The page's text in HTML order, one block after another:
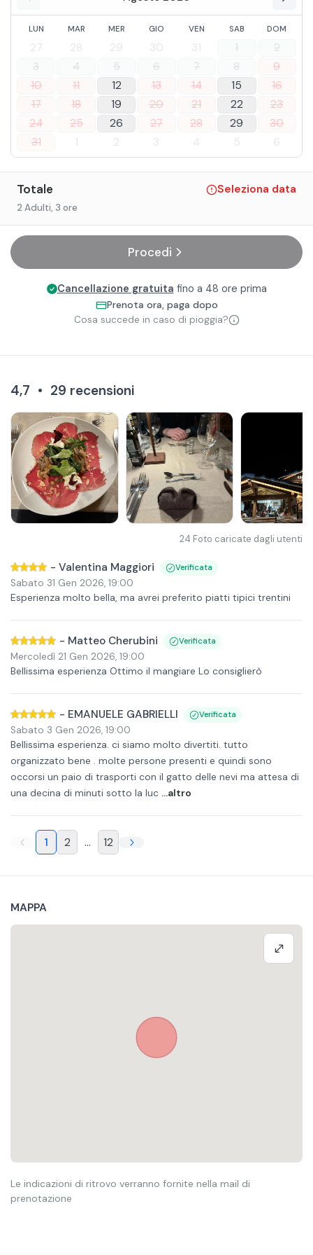
LUN MAR MER GIO VEN SAB DOM
27 28 29 30 31 1
2
3
4 5 6 7 8
9
10
11 12 13 14 15
16
17
18 19 20 21 22
23
24
25 26 27 28 29
30
31
1 2 3 4 5 6
Totale Seleziona data
2 Adulti, 3 ore
Procedi
Cancellazione gratuita fino a 48 ore prima
Prenota ora, paga dopo
Cosa succede in caso di pioggia?
4,7 • 29 recensioni
24 Foto caricate dagli utenti
- Valentina Maggiori Verificata
Sabato 31 Gen 2026, 19:00
Esperienza molto bella, ma avrei preferito piatti tipici trentini
- Matteo Cherubini Verificata
Mercoledì 21 Gen 2026, 19:00
Bellissima esperienza Ottimo il mangiare Lo consiglierò
- EMANUELE GABRIELLI Verificata
Sabato 3 Gen 2026, 19:00
Bellissima esperienza. ci siamo molto divertiti. tutto
organizzato bene . molte persone presenti e quindi sono
occorsi un paio di trasporti con il gatto delle nevi ma attesa di
una decina di minuti sotto la luc ...altro
1 2 ... 12
MAPPA
Le indicazioni di ritrovo verranno fornite nella mail di
prenotazione